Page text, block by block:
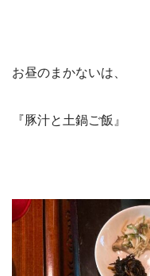
お昼のまかないは、
『豚汁と土鍋ご飯』